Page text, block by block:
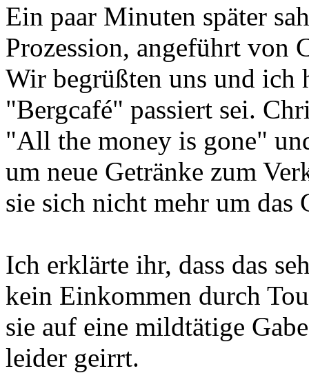
Ein paar Minuten später
Prozession, angeführt von
Wir begrüßten uns und ich
"Bergcafé" passiert sei.
"All the money is gone"
um neue Getränke zum
sie sich nicht mehr um das
Ich erklärte ihr, dass das
kein Einkommen durch
sie auf eine mildtätige
leider geirrt.